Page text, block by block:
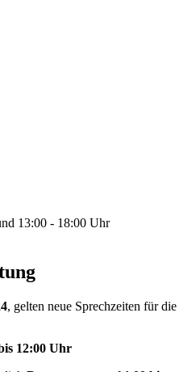
13:00 - 18:00 Uhr
, gelten neue Sprechzeiten für die
12:00 Uhr